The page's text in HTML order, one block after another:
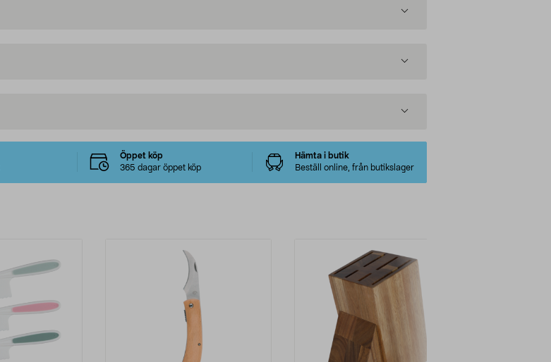
Öppet köp
365 dagar öppet köp
Hämta i butik
Beställ online, från butikslager